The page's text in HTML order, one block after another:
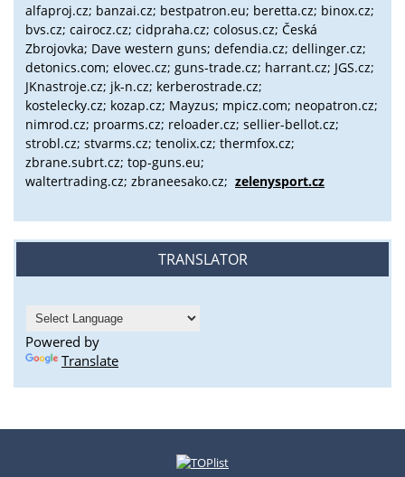
alfaproj.cz; banzai.cz; bestpatron.eu; beretta.cz; binox.cz;
bvs.cz; cairocz.cz; cidpraha.cz; colosus.cz; Česká
Zbrojovka; Dave western guns; defendia.cz; dellinger.cz;
detonics.com; elovec.cz; guns-trade.cz; harrant.cz; JGS.cz;
JKnastroje.cz; jk-n.cz; kerberostrade.cz;
kostelecky.cz; kozap.cz; Mayzus; mpicz.com; neopatron.cz;
nimrod.cz; proarms.cz; reloader.cz; sellier-bellot.cz;
strobl.cz; stvarms.cz; tenolix.cz; thermfox.cz;
zbrane.subrt.cz; top-guns.eu;
waltertrading.cz; zbraneesako.cz; zelenysport.cz
TRANSLATOR
Powered by
Translate